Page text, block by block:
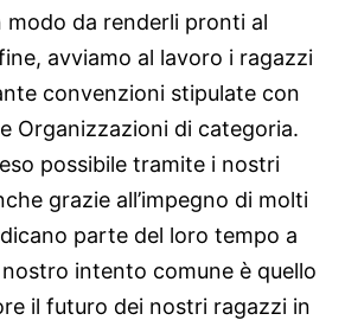
modo da renderli pronti al
avviamo al lavoro i ragazzi
convenzioni stipulate con
Organizzazioni di categoria.
possibile tramite i nostri
grazie all’impegno di molti
parte del loro tempo a
intento comune è quello
il futuro dei nostri ragazzi in